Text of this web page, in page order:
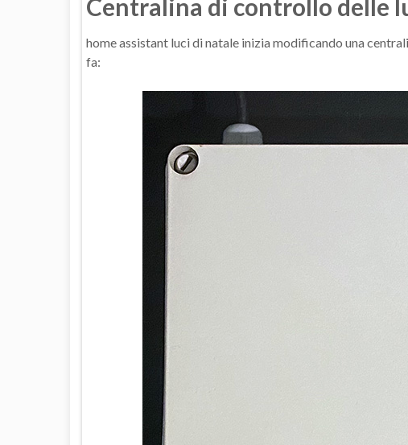
Centralina di controllo delle
home assistant luci di natale inizia modificando una
fa: